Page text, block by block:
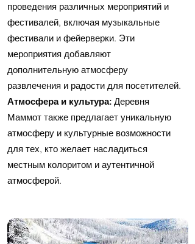
проведения различных мероприятий и
фестивалей, включая музыкальные
фестивали и фейерверки. Эти
мероприятия добавляют
дополнительную атмосферу
развлечения и радости для посетителей.
Атмосфера и культура: Деревня
Маммот также предлагает уникальную
атмосферу и культурные возможности
для тех, кто желает насладиться
местным колоритом и аутентичной
атмосферой.